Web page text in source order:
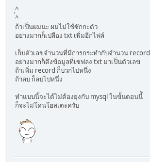
ู^
^
ถ้าเป็นผมนะ ผมไม่ใช้ซักกะตัว
อย่างมากก็เปลือง txt เพิ่มอีกไฟล์
เก็บตัวเลขจำนวนที่มีการกระทำกับจำนวน record
อย่างมากก็ดึงข้อมูลที่เซฟลง txt มาเป็นตัวเลข
ถ้าเพิ่ม record ก็บวกไปหนึ่ง
ถ้าลบ ก็ลบไปหนึ่ง
ทำแบบนี้จะได้ไม่ต้องยุ่งกับ mysql ในขั้นตอนนี้ั
ก็จะไม่โดนโฮสเตะครับ